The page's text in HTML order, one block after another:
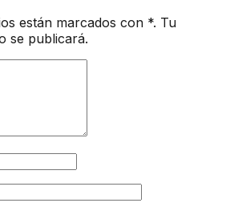
están marcados con *. Tu
se publicará.